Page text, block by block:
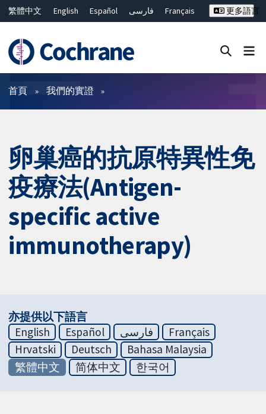
繁體中文 English Español فارسی
Français
ไทย
简体中文
更多語言
篩選條件
首頁 我們的實證
卵巢癌的抗原特異性免
疫療法(Antigen-
specific active
immunotherapy)
亦提供以下語言
English
Español فارسی
Français
Hrvatski
Deutsch
Bahasa Malaysia
繁體中文
简体中文 한국어